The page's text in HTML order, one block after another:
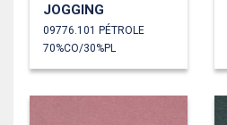
JOGGING
09776.101 PÉTROLE
70%CO/30%PL